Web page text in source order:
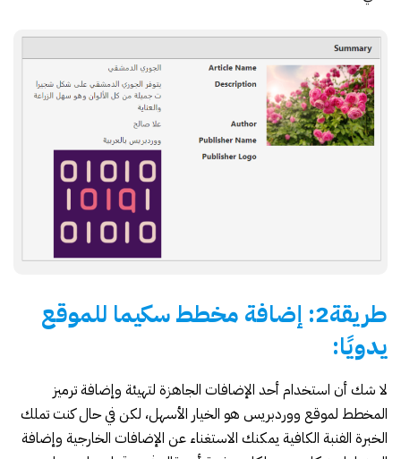
طريقة2: إضافة مخطط سكيما للموقع
يدويًا:
لا شك أن استخدام أحد الإضافات الجاهزة لتهيئة وإضافة ترميز
المخطط لموقع ووردبريس هو الخيار الأسهل، لكن في حال كنت تملك
الخبرة الفنبة الكافية يمكنك الاستغناء عن الإضافات الخارجية وإضافة